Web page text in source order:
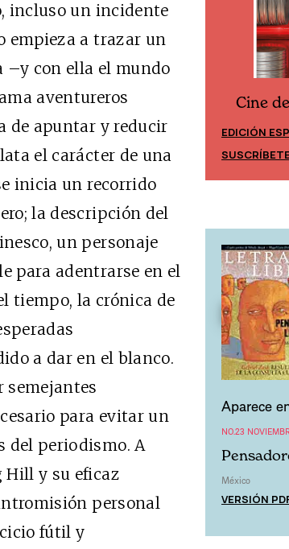
incluso un incidente
empieza a trazar un
–y con ella el mundo
aventureros
de apuntar y reducir
el carácter de una
inicia un recorrido
la descripción del
un personaje
para adentrarse en el
tiempo, la crónica de
a dar en el blanco.
para evitar un
del periodismo. A
Hill y su eficaz
personal
fútil y
desde los márgenes
MÉXICO
Cine
EDICIÓN
Aparece
NO.23
México
VERSIÓN